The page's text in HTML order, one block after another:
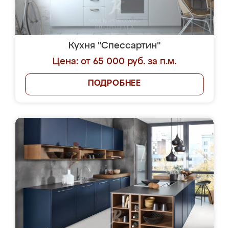
Кухня "Спессартин"
Цена: от 65 000 руб. за п.м.
ПОДРОБНЕЕ